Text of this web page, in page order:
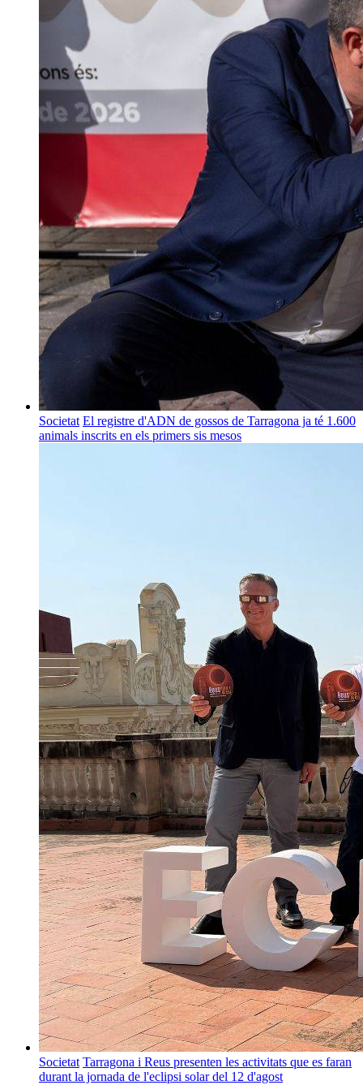
Societat El registre d'ADN de gossos de Tarragona ja té 1.600
animals inscrits en els primers sis mesos
Societat Tarragona i Reus presenten les activitats que es faran
durant la jornada de l'eclipsi solar del 12 d'agost